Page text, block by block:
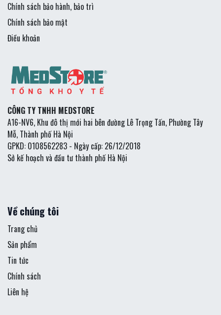
Chính sách bảo hành, bảo trì
Chính sách bảo mật
Điều khoản
CÔNG TY TNHH MEDSTORE
A16-NV6, Khu đô thị mới hai bên đường Lê Trọng Tấn, Phường Tây
Mỗ, Thành phố Hà Nội
GPKD: 0108562283 - Ngày cấp: 26/12/2018
Sở kế hoạch và đầu tư thành phố Hà Nội
Về chúng tôi
Trang chủ
Sản phẩm
Tin tức
Chính sách
Liên hệ